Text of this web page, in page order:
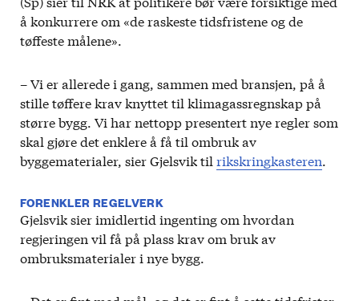
å konkurrere om «de raskeste tidsfristene og de
tøffeste målene».
– Vi er allerede i gang, sammen med bransjen, på å
stille tøffere krav knyttet til klimagassregnskap på
større bygg. Vi har nettopp presentert nye regler som
skal gjøre det enklere å få til ombruk av
byggematerialer, sier Gjelsvik til rikskringkasteren.
FORENKLER REGELVERK
Gjelsvik sier imidlertid ingenting om hvordan
regjeringen vil få på plass krav om bruk av
ombruksmaterialer i nye bygg.